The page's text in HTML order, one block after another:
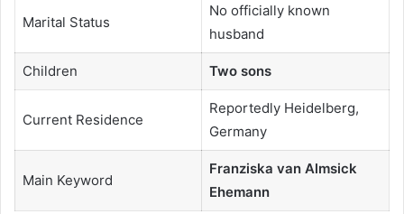
Marital Status
No officially known
husband
Children Two sons
Current Residence
Reportedly Heidelberg,
Germany
Main Keyword
Franziska van Almsick
Ehemann